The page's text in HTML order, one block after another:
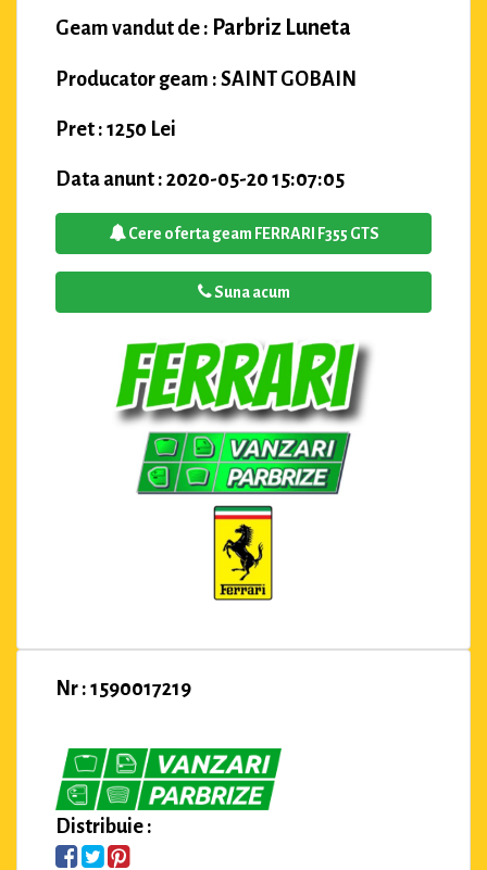
Geam vandut de : Parbriz Luneta
Producator geam : SAINT GOBAIN
Pret : 1250 Lei
Data anunt : 2020-05-20 15:07:05
Cere oferta geam FERRARI F355 GTS
Suna acum
Nr : 1590017219
Distribuie :